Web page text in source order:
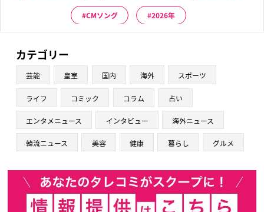
CMソング 2026年
カテゴリー
芸能 皇室 国内 海外 スポーツ
ライフ コミック コラム 占い
エンタメニュース インタビュー 海外ニュース
韓流ニュース 美容 健康 暮らし グルメ